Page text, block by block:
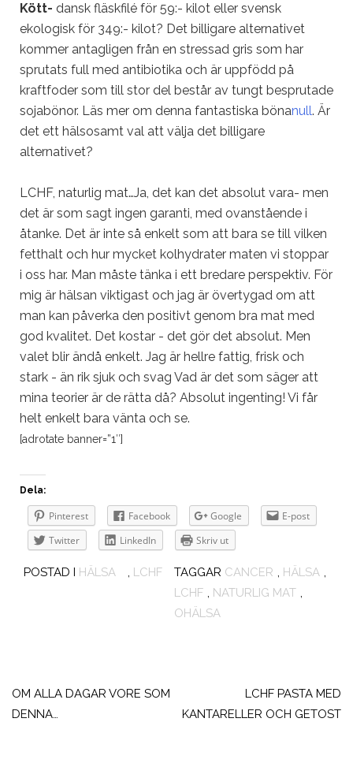
Kött- dansk fläskfilé för 59:- kilot eller svensk
ekologisk för 349:- kilot? Det billigare alternativet
kommer antagligen från en stressad gris som har
sprutats full med antibiotika och är uppfödd på
kraftfoder som till stor del består av tungt besprutade
sojabönor. Läs mer om denna fantastiska bönanull. Är
det ett hälsosamt val att välja det billigare
alternativet?
LCHF, naturlig mat…Ja, det kan det absolut vara- men
det är som sagt ingen garanti, med ovanstående i
åtanke. Det är inte så enkelt som att bara se till vilken
fetthalt och hur mycket kolhydrater maten vi stoppar
i oss har. Man måste tänka i ett bredare perspektiv. För
mig är hälsan viktigast och jag är övertygad om att
man kan påverka den positivt genom bra mat med
god kvalitet. Det kostar - det gör det absolut. Men
valet blir ändå enkelt. Jag är hellre fattig, frisk och
stark - än rik sjuk och svag Vad är det som säger att
mina teorier är de rätta då? Absolut ingenting! Vi får
helt enkelt bara vänta och se.
[adrotate banner=”1″]
Dela:
Pinterest Facebook Google
E-post
Twitter
LinkedIn Skriv ut
POSTAD I HÄLSA , LCHF TAGGAR CANCER , HÄLSA ,
LCHF , NATURLIG MAT ,
OHÄLSA
OM ALLA DAGAR VORE SOM
DENNA…
LCHF PASTA MED
KANTARELLER OCH GETOST